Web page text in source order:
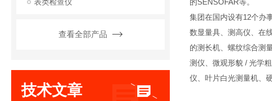
的SENSOFAR等。
集团在国内设有12个办
数显量具、测高仪、在
的测长机、螺纹综合测
测仪、微观形貌 / 光学
仪、叶片白光测量机、
表类检查仪
查看全部产品
技术文章